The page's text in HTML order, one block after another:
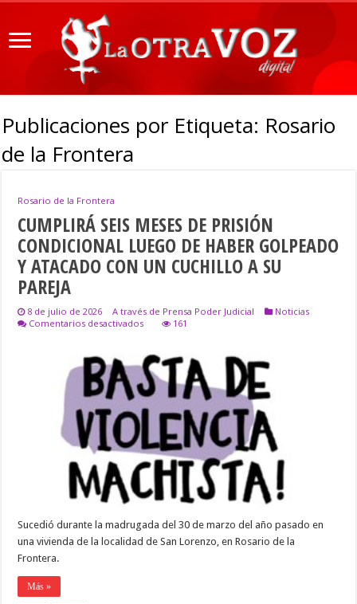
Publicaciones por Etiqueta: Rosario
de la Frontera
Rosario de la Frontera
CUMPLIRÁ SEIS MESES DE PRISIÓN
CONDICIONAL LUEGO DE HABER GOLPEADO
Y ATACADO CON UN CUCHILLO A SU
PAREJA
8 de julio de 2026 A través de Prensa Poder Judicial
Noticias
Comentarios desactivadosen
MESES
DE
PRISIÓN
CONDICIONAL
LUEGO
HABER
GOLPEADO
Y
ATACADO
CON
UN
CUCHILLO
SU
PAREJA
161
Sucedió durante la madrugada del 30 de marzo del año pasado en
una vivienda de la localidad de San Lorenzo, en Rosario de la
Frontera.
Más »